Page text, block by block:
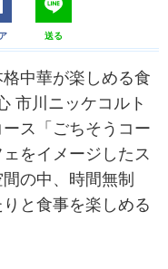
送る
中華が楽しめる食
市川ニッケコルト
ス「ごちそうコー
をイメージしたス
の中、時間無制
と食事を楽しめる